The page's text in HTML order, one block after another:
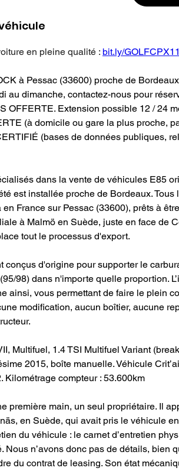
en pleine qualité : bit.ly/
à Pessac (33600) proche de
au dimanche, contactez-nous pour
OFFERTE. Extension possible 12 / 24
(à domicile ou gare la plus proche,
(bases de données publiques,
dans la vente de véhicules E85
est installée proche de Bordeaux.
France sur Pessac (33600), prêts à
à Malmö en Suède, juste en face de
tout le processus d'export.
conçus d'origine pour supporter le
98) dans n'importe quelle proportion.
ainsi, vous permettant de faire le plein
modification, aucun boîtier, aucune
Multifuel, 1.4 TSI Multifuel Variant
2015, boîte manuelle. Véhicule
Kilométrage compteur : 53.600km
première main, un seul propriétaire. Il
en Suède, qui avait pris le véhicule
du véhicule : le carnet d’entretien
Nous n’avons donc pas de détails, bien
du contrat de leasing. Son état